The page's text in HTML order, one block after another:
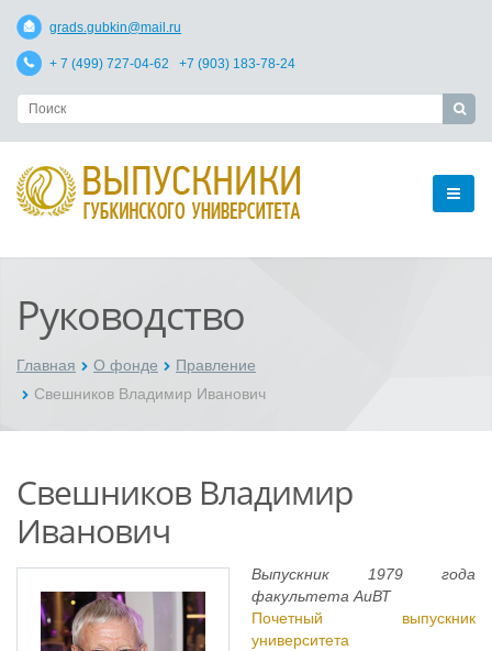
grads.gubkin@mail.ru
+ 7 (499) 727-04-62 +7 (903) 183-78-24
Руководство
Главная О фонде
Правление
Свешников Владимир Иванович
Свешников Владимир
Иванович
Выпускник 1979 года
факультета АиВТ
Почетный выпускник
университета